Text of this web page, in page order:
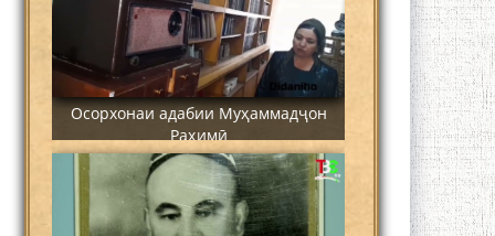
Осорхонаи адабии Муҳаммадҷон
Раҳимӣ